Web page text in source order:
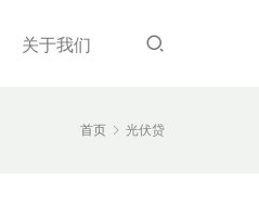
关于我们
首页 光伏贷